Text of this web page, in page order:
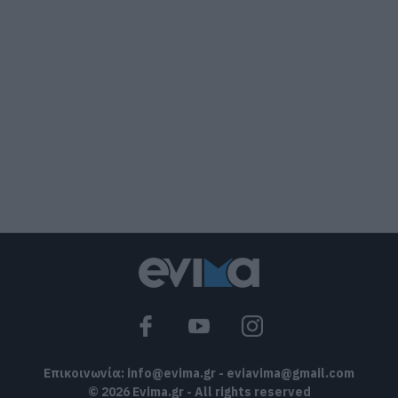
Βαρύ πένθος για τον εκπαιδευτικό από
την Εύβοια που έφυγε από τη ζωή
Επικοινωνία: info@evima.gr - eviavima@gmail.com
© 2026 Evima.gr - All rights reserved